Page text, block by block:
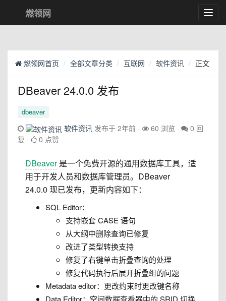
燃领网
燃领网首页 全部文章分类 互联网 软件资讯 正文
DBeaver 24.0.0 发布
dbeaver
软件资讯 发布于 2年前 60 浏览
0 回
复
0 点赞
DBeaver是一个免费开源的通用数据库工具，适
用于开发人员和数据库管理员。DBeaver
24.0.0 现已发布，更新内容如下：
SQL Editor：
支持嵌套 CASE 语句
从大纲中删除查询已修复
改进了类型转换支持
修复了右键单击折叠查询的处理
修复代码执行后展开折叠组的问题
Metadata editor：更改约束时更改键名称
Data Editor：空间数据查看器中的 SRID 切换